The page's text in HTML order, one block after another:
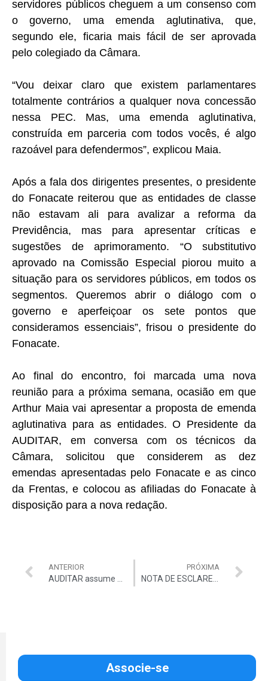
servidores públicos cheguem a um consenso com
o governo, uma emenda aglutinativa, que,
segundo ele, ficaria mais fácil de ser aprovada
pelo colegiado da Câmara.
“Vou deixar claro que existem parlamentares
totalmente contrários a qualquer nova concessão
nessa PEC. Mas, uma emenda aglutinativa,
construída em parceria com todos vocês, é algo
razoável para defendermos”, explicou Maia.
Após a fala dos dirigentes presentes, o presidente
do Fonacate reiterou que as entidades de classe
não estavam ali para avalizar a reforma da
Previdência, mas para apresentar críticas e
sugestões de aprimoramento. “O substitutivo
aprovado na Comissão Especial piorou muito a
situação para os servidores públicos, em todos os
segmentos. Queremos abrir o diálogo com o
governo e aperfeiçoar os sete pontos que
consideramos essenciais”, frisou o presidente do
Fonacate.
Ao final do encontro, foi marcada uma nova
reunião para a próxima semana, ocasião em que
Arthur Maia vai apresentar a proposta de emenda
aglutinativa para as entidades. O Presidente da
AUDITAR, em conversa com os técnicos da
Câmara, solicitou que considerem as dez
emendas apresentadas pelo Fonacate e as cinco
da Frentas, e colocou as afiliadas do Fonacate à
disposição para a nova redação.
ANTERIOR PRÓXIMA
Associe-se